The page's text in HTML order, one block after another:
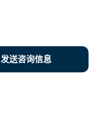
发送咨询信息